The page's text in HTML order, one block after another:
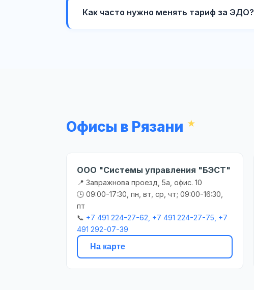
Как часто нужно менять тариф за ЭДО?
Офисы в Рязани
ООО "Системы управления "БЭСТ"
📍 Завражнова проезд, 5а, офис. 10
🕒 09:00-17:30, пн, вт, ср, чт; 09:00-16:30,
пт
📞 +7 491 224-27-62, +7 491 224-27-75, +7
491 292-07-39
На карте